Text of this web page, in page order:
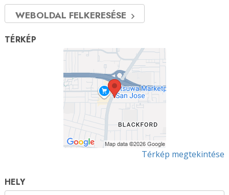
WEBOLDAL FELKERESÉSE
TÉRKÉP
Térkép megtekintése
HELY